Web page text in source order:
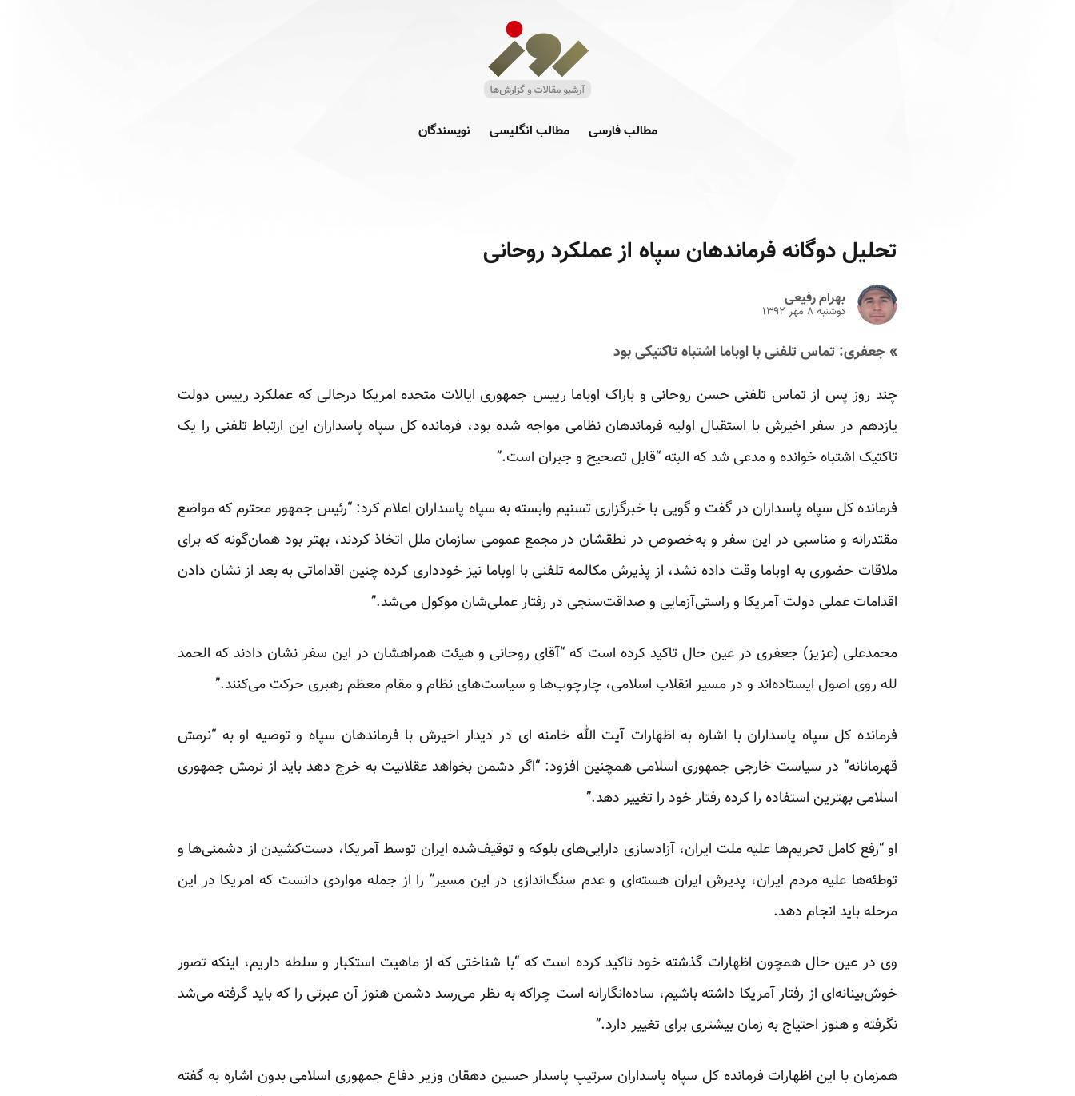
مطالب فارسی مطالب انگلیسی نویسندگان
تحلیل دوگانه فرماندهان سپاه از عملکرد روحانی
بهرام رفیعی
دوشنبه ۸ مهر ۱۳۹۲
» جعفری: تماس تلفنی با اوباما اشتباه تاکتیکی بود
چند روز پس از تماس تلفنی حسن روحانی و باراک اوباما رییس جمهوری ایالات متحده امریکا درحالی که عملکرد رییس دولت
یازدهم در سفر اخیرش با استقبال اولیه فرماندهان نظامی مواجه شده بود، فرمانده کل سپاه پاسداران این ارتباط تلفنی را یک
تاکتیک اشتباه خوانده و مدعی شد که البته “قابل تصحیح و جبران است.”
فرمانده کل سپاه پاسداران در گفت و گویی با خبرگزاری تسنیم وابسته به سپاه پاسداران اعلام کرد: “رئیس جمهور محترم که مواضع
مقتدرانه و مناسبی در این سفر و به‌خصوص در نطقشان در مجمع عمومی سازمان ملل اتخاذ کردند، بهتر بود همان‌گونه که برای
ملاقات حضوری به اوباما وقت داده نشد، از پذیرش مکالمه تلفنی با اوباما نیز خودداری کرده چنین اقداماتی به بعد از نشان دادن
اقدامات عملی دولت آمریکا و راستی‌آزمایی و صداقت‌سنجی در رفتار عملی‌‌شان موکول می‌شد.”
محمدعلی (عزیز) جعفری در عین حال تاکید کرده است که “آقای روحانی و هیئت همراهشان در این سفر نشان دادند که الحمد
لله روی اصول ایستاده‌اند و در مسیر انقلاب اسلامی، چارچوب‌ها و سیاست‌های نظام و مقام معظم رهبری حرکت می‌کنند.”
فرمانده کل سپاه پاسداران با اشاره به اظهارات آیت الله خامنه ای در دیدار اخیرش با فرماندهان سپاه و توصیه او به “نرمش
قهرمانانه” در سیاست خارجی جمهوری اسلامی همچنین افزود: “اگر دشمن بخواهد عقلانیت به خرج دهد باید از نرمش جمهوری
اسلامی بهترین استفاده را کرده رفتار خود را تغییر دهد.”
او “رفع کامل تحریم‌ها علیه ملت ایران، آزادسازی دارایی‌های بلوکه و توقیف‌شده ایران توسط آمریکا، دست‌کشیدن از دشمنی‌ها و
توطئه‌ها علیه مردم ایران، پذیرش ایران هسته‌ای و عدم سنگ‌اندازی در این مسیر” را از جمله مواردی دانست که امریکا در این
مرحله باید انجام دهد.
وی در عین حال همچون اظهارات گذشته خود تاکید کرده است که “با شناختی که از ماهیت استکبار و سلطه داریم، اینکه تصور
خوش‌بینانه‌ای از رفتار آمریکا داشته باشیم، ساده‌انگارانه است چرا‌که به نظر می‌رسد دشمن هنوز آن عبرتی را که باید گرفته می‌شد
نگرفته و هنوز احتیاج به زمان بیشتری برای تغییر دارد.”
همزمان با این اظهارات فرمانده کل سپاه پاسداران سرتیپ پاسدار حسین دهقان وزیر دفاع جمهوری اسلامی بدون اشاره به گفته